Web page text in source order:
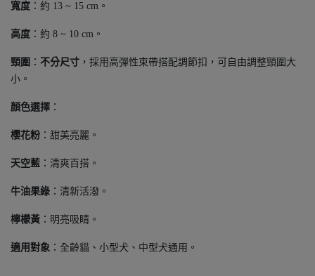
寬度 ：約 13 ~ 15 cm。
高度 ：約 8 ~ 10 cm。
頸圍 ： 不分尺寸 ，採用高彈性束帶搭配調節扣，可自由調整頸圍大
小。
顏色選擇 ：
櫻花粉 ：甜美亮麗。
天空藍 ：清爽百搭。
牛油果綠 ：清新活潑。
檸檬黃 ：明亮吸睛。
適用對象 ：全齡貓、小型犬、中型犬通用。